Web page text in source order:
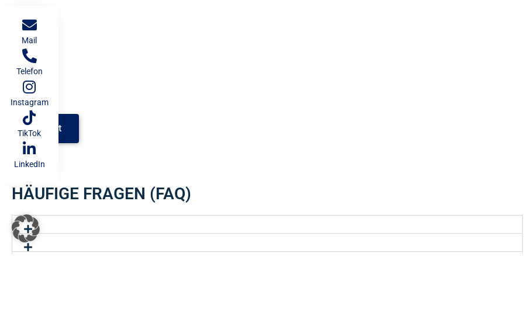
Kontakt
HÄUFIGE FRAGEN (FAQ)
Mail
Telefon
Instagram
TikTok
LinkedIn